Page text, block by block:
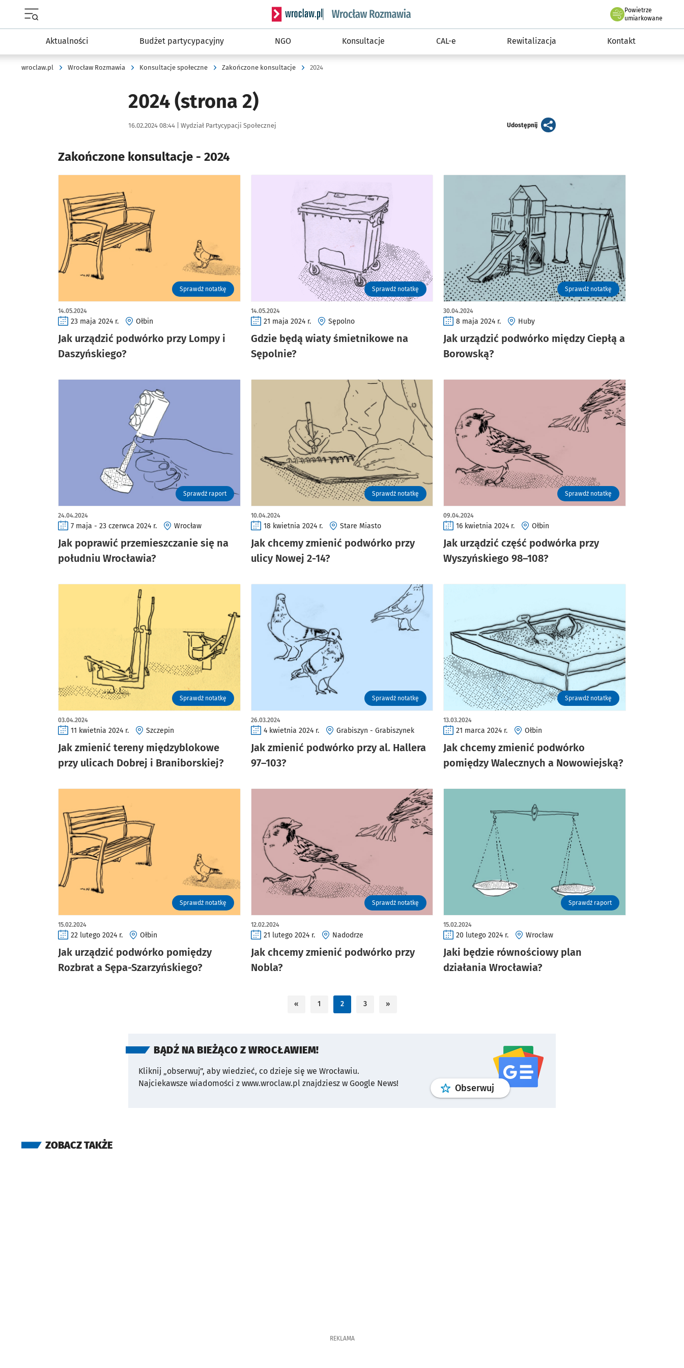
Serwis informacyjny wroclaw.pl podserwis: Rozmawia
Powietrze
we Wrocławiu
umiarkowane
Aktualności Budżet partycypacyjny NGO Konsultacje CAL-e Rewitalizacja Kontakt
wroclaw.pl Wrocław Rozmawia Konsultacje społeczne Zakończone konsultacje 2024
2024(strona 2)
Data publikacji:
16.02.2024 08:44 | Autor:
Wydział Partycypacji Społecznej Udostępnijartykuł
Zakończone konsultacje - 2024
Sprawdź notatkę
Jak urządzić podwórko przy Lompy i
Daszyńskiego?
14.05.2024
23 maja 2024 r. Ołbin
Sprawdź notatkę
Gdzie będą wiaty śmietnikowe na
Sępolnie?
14.05.2024
21 maja 2024 r. Sępolno
Sprawdź notatkę
Jak urządzić podwórko między Ciepłą a
Borowską?
30.04.2024
8 maja 2024 r. Huby
Sprawdź raport
Jak poprawić przemieszczanie się na
południu Wrocławia?
24.04.2024
7 maja - 23 czerwca 2024 r. Wrocław
Sprawdź notatkę
Jak chcemy zmienić podwórko przy
ulicy Nowej 2-14?
10.04.2024
18 kwietnia 2024 r. Stare Miasto
Sprawdź notatkę
Jak urządzić część podwórka przy
Wyszyńskiego 98–108?
09.04.2024
16 kwietnia 2024 r. Ołbin
Sprawdź notatkę
Jak zmienić tereny międzyblokowe
przy ulicach Dobrej i Braniborskiej?
03.04.2024
11 kwietnia 2024 r. Szczepin
Sprawdź notatkę
Jak zmienić podwórko przy al. Hallera
97–103?
26.03.2024
4 kwietnia 2024 r. Grabiszyn - Grabiszynek
Sprawdź notatkę
Jak chcemy zmienić podwórko
pomiędzy Walecznych a Nowowiejską?
13.03.2024
21 marca 2024 r. Ołbin
Sprawdź notatkę
Jak urządzić podwórko pomiędzy
Rozbrat a Sępa-Szarzyńskiego?
15.02.2024
22 lutego 2024 r. Ołbin
Sprawdź notatkę
Jak chcemy zmienić podwórko przy
Nobla?
12.02.2024
21 lutego 2024 r. Nadodrze
Sprawdź raport
Jaki będzie równościowy plan
działania Wrocławia?
15.02.2024
20 lutego 2024 r. Wrocław
« 1 2 3 »
BĄDŹ NA BIEŻĄCO Z WROCŁAWIEM!
Kliknij „obserwuj”, aby wiedzieć, co dzieje się we Wrocławiu.
Najciekawsze wiadomości z www.wroclaw.pl znajdziesz w Google News!
Obserwuj profilgoogle news
ZOBACZ TAKŻE
REKLAMA